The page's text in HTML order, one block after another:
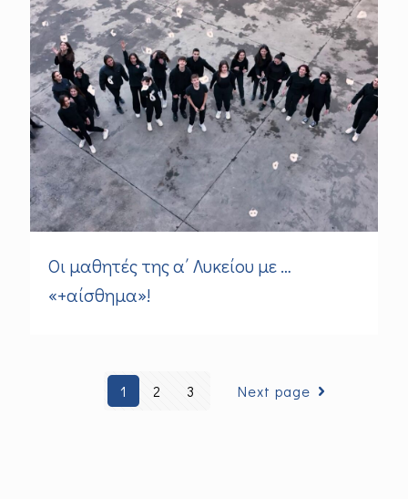
Οι μαθητές της α΄ Λυκείου με …
«+αίσθημα»!
1 2 3 Next page